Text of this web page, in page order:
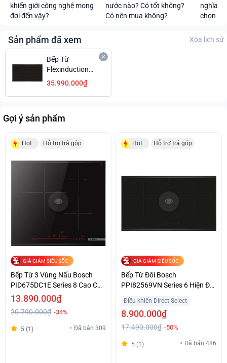
khiến giới công nghệ mong
đợi đến vậy?
nước nào? Có tốt không?
Có nên mua không?
nghĩa
chọn
Sản phẩm đã xem Xóa lịch sử
Bếp Từ
Flexinduction
Bosch
PXX975DC1E
Giá Tốt
35.990.000₫
Gợi ý sản phẩm
Hot Hỗ trợ trả góp
GIÁ GIẢM SIÊU SỐC
Bếp Từ 3 Vùng Nấu Bosch
PID675DC1E Series 8 Cao Cấp
Giá Tốt
13.890.000₫
20.790.000₫ -34%
5 (1) Đã bán 309
Hot Hỗ trợ trả góp
GIÁ GIẢM SIÊU SỐC
Bếp Từ Đôi Bosch
PPI82569VN Series 6 Hiện Đại
Điều khiển Direct Select
8.900.000₫
17.490.000₫ -50%
5 (1) Đã bán 486